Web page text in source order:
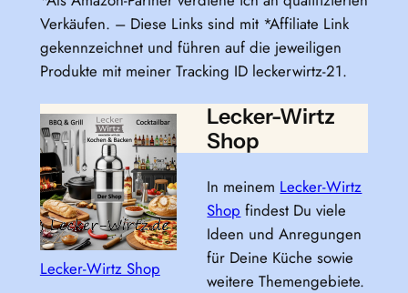
Verkäufen. – Diese Links sind mit *Affiliate Link
gekennzeichnet und führen auf die jeweiligen
Produkte mit meiner Tracking ID leckerwirtz-21.
Lecker-Wirtz Shop
Lecker-Wirtz
Shop
In meinem Lecker-Wirtz
Shop findest Du viele
Ideen und Anregungen
für Deine Küche sowie
weitere Themengebiete.